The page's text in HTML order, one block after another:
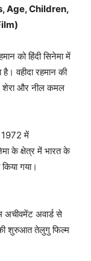
Age, Children,
को हिंदी सिनेमा में
वहीदा रहमान की
शेरा और नील कमल
1972 में
के क्षेत्र में भारत के
गया।
अचीवमेंट अवार्ड से
शुरुआत तेलुगु फिल्म